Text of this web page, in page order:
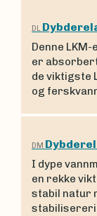
DL
Denne
er
de viktigste
og
DM
I dype
en rekke
stabil natur